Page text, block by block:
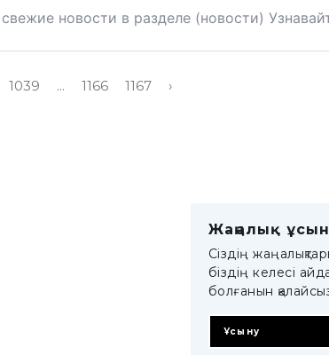
новости в разделе (новости)
1039 ... 1166 1167 ›
Жаңалық
Сіздің
біздің келесі
болғанын
Ұсыну